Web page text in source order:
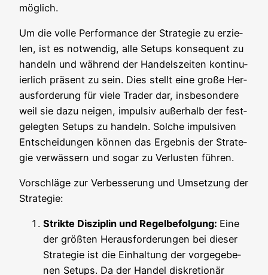
möglich.
Um die vol­le Per­for­mance der Stra­te­gie zu erzie­
len, ist es not­wen­dig, alle Set­ups kon­se­quent zu
han­deln und wäh­rend der Han­dels­zei­ten kon­ti­nu­
ier­lich prä­sent zu sein. Dies stellt eine gro­ße Her­
aus­for­de­rung für vie­le Trader dar, ins­be­son­de­re
weil sie dazu nei­gen, impul­siv außer­halb der fest­
ge­leg­ten Set­ups zu han­deln. Sol­che impul­si­ven
Ent­schei­dun­gen kön­nen das Ergeb­nis der Stra­te­
gie ver­wäs­sern und sogar zu Ver­lus­ten führen.
Vor­schlä­ge zur Ver­bes­se­rung und Umset­zung der
Strategie:
Strik­te Dis­zi­plin und Regel­be­fol­gung: Eine
der größ­ten Her­aus­for­de­run­gen bei die­ser
Stra­te­gie ist die Ein­hal­tung der vor­ge­ge­be­
nen Set­ups. Da der Han­del dis­kre­tio­när